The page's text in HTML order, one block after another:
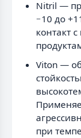
Nitril —
−10 до
контакт
Viton —
при